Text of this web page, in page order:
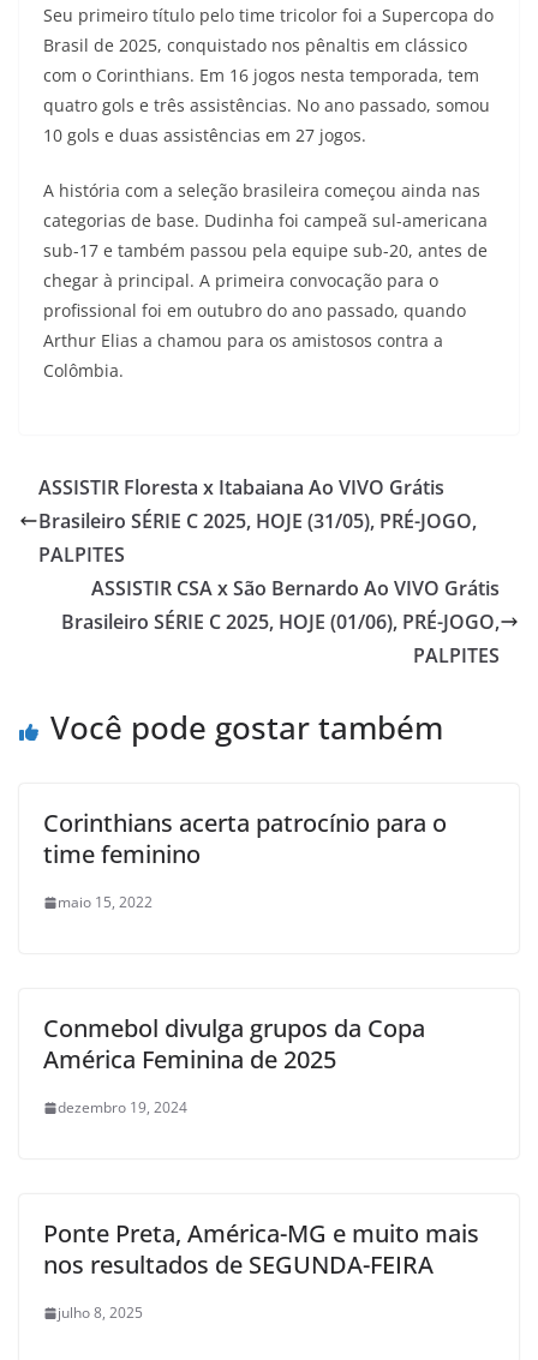
Seu primeiro título pelo time tricolor foi a Supercopa do
Brasil de 2025, conquistado nos pênaltis em clássico
com o Corinthians. Em 16 jogos nesta temporada, tem
quatro gols e três assistências. No ano passado, somou
10 gols e duas assistências em 27 jogos.
A história com a seleção brasileira começou ainda nas
categorias de base. Dudinha foi campeã sul-americana
sub-17 e também passou pela equipe sub-20, antes de
chegar à principal. A primeira convocação para o
profissional foi em outubro do ano passado, quando
Arthur Elias a chamou para os amistosos contra a
Colômbia.
ASSISTIR Floresta x Itabaiana Ao VIVO Grátis
Brasileiro SÉRIE C 2025, HOJE (31/05), PRÉ-JOGO,
PALPITES
ASSISTIR CSA x São Bernardo Ao VIVO Grátis
Brasileiro SÉRIE C 2025, HOJE (01/06), PRÉ-JOGO,
PALPITES
Você pode gostar também
Corinthians acerta patrocínio para o
time feminino
maio 15, 2022
Conmebol divulga grupos da Copa
América Feminina de 2025
dezembro 19, 2024
Ponte Preta, América-MG e muito mais
nos resultados de SEGUNDA-FEIRA
julho 8, 2025